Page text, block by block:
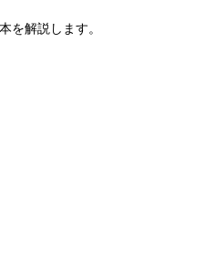
を解説します。